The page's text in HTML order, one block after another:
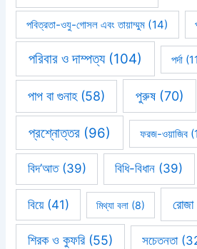
পবিত্রতা-ওযু-গোসল এবং তায়াম্মুম (14)
পরিবার ও দাম্পত্য(104) পর্দা
পাপ বা গুনাহ(58) পুরুষ(70)
প্রশ্নোত্তর (96) ফরজ-ওয়াজিব
বিদ’আত(39) বিধি-বিধান (39)
বিয়ে(41) মিথ্যা বলা(8)
শিরক ও কুফরি(55) সচেতনতা